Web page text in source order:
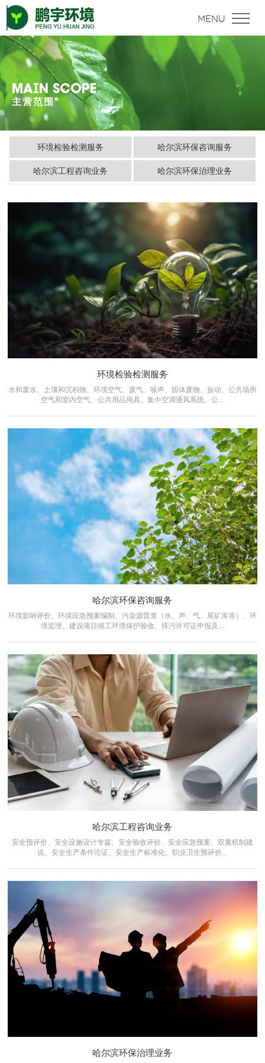
MAIN SCOPE
主营范围
环境检验检测服务 哈尔滨环保咨询服务
哈尔滨工程咨询业务 哈尔滨环保治理业务
环境检验检测服务
水和废水、土壤和沉积物、环境空气、废气、噪声、固体废物、振动、公共场所
空气和室内空气、公共用品用具、集中空调通风系统、公...
哈尔滨环保咨询服务
环境影响评价、环境应急预案编制、污染源普查（水、声、气、尾矿库等）、环
境监理、建设项目竣工环境保护验收、排污许可证申报及...
哈尔滨工程咨询业务
安全预评价、安全设施设计专篇、安全验收评价、安全应急预案、双重机制建
设、安全生产条件论证、安全生产标准化、职业卫生预评价...
哈尔滨环保治理业务